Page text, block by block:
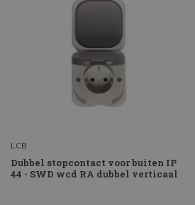
LCB
Dubbel stopcontact voor buiten IP
44 - SWD wcd RA dubbel verticaal